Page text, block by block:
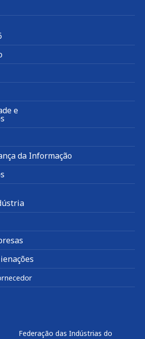
e
da Informação
Federação das Indústrias do